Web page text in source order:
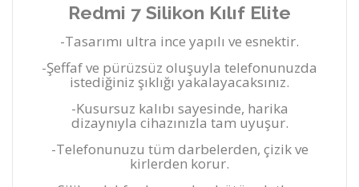
Redmi 7 Silikon Kılıf Elite
-Tasarımı ultra ince yapılı ve esnektir.
-Şeffaf ve pürüzsüz oluşuyla telefonunuzda
istediğiniz şıklığı yakalayacaksınız.
-Kusursuz kalıbı sayesinde, harika
dizaynıyla cihazınızla tam uyuşur.
-Telefonunuzu tüm darbelerden, çizik ve
kirlerden korur.